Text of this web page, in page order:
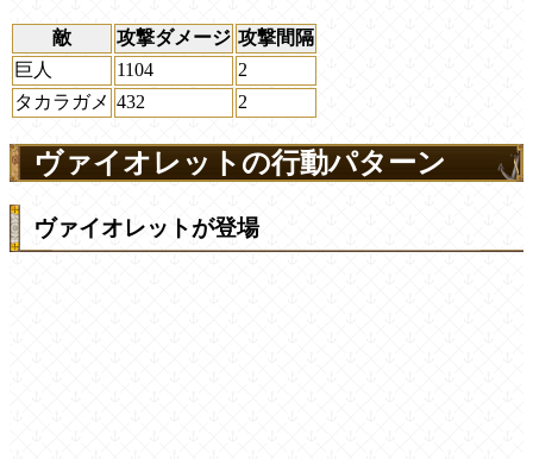
敵 攻撃ダメージ 攻撃間隔
巨人
1104
2
タカラガメ 432 2
ヴァイオレットの行動パターン
ヴァイオレットが登場